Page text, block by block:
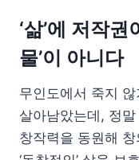
‘삶’에 저작
물’이 아니다
무인도에서 죽지
살아남았는데, 정
창작력을 동원해